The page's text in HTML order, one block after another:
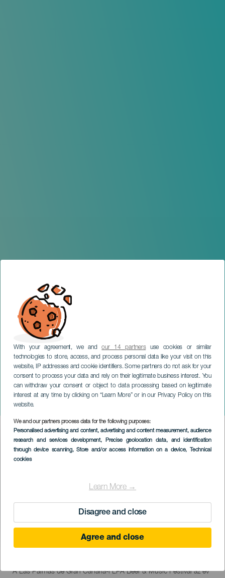
With your agreement, we andour 14 partnersuse cookies or similar
technologies to store, access, and process personal data like your visit on this
website, IP addresses and cookie identifiers. Some partners do not ask for your
consent to process your data and rely on their legitimate business interest. You
can withdraw your consent or object to data processing based on legitimate
interest at any time by clicking on “Learn More” or in our Privacy Policy on this
website.
We and our partners process data for the following purposes:
Personalised advertising and content, advertising and content measurement, audience
research and services development, Precise geolocation data, and identification
through device scanning, Store and/or access information on a device, Technical
cookies
Learn More →
Disagree and close
Agree and close
LPA Beer & Music Festival
GRAN CANARIA
Imagen
Listado
11 to 13 September
Descripción
A Las Palmas de Gran Canaria-i LPA Beer & Music Festival az év